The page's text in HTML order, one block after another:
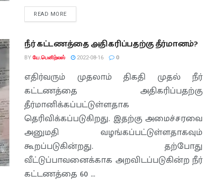
READ MORE
நீர் கட்டணத்தை அதிகரிப்பதற்கு தீர்மானம்?
BY யே.பெனிற்லஸ் 2022-08-16 0
எதிர்வரும் முதலாம் திகதி முதல் நீர்
கட்டணத்தை அதிகரிப்பதற்கு
தீர்மானிக்கப்பட்டுள்ளதாக
தெரிவிக்கப்படுகிறது. இதற்கு அமைச்சரவை
அனுமதி வழங்கப்பட்டுள்ளதாகவும்
கூறப்படுகின்றது. தற்போது
வீட்டுப்பாவனைக்காக அறவிடப்படுகின்ற நீர்
கட்டணத்தை 60 ...